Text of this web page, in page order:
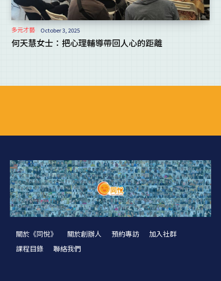
多元才藝 October 3, 2025
何天慧女士：把心理輔導帶回人心的距離
關於《同悅》 關於創辦人 預約專訪
加入社群
課程目錄
聯絡我們